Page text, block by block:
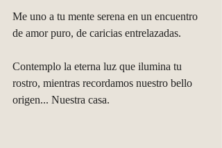
Me uno a tu mente serena en un encuentro
de amor puro, de caricias entrelazadas.
Contemplo la eterna luz que ilumina tu
rostro, mientras recordamos nuestro bello
origen... Nuestra casa.